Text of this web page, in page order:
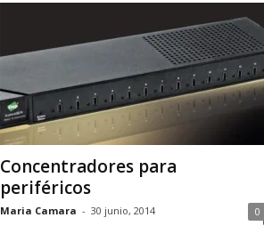
Concentradores para
periféricos
Maria Camara - 30 junio, 2014 0